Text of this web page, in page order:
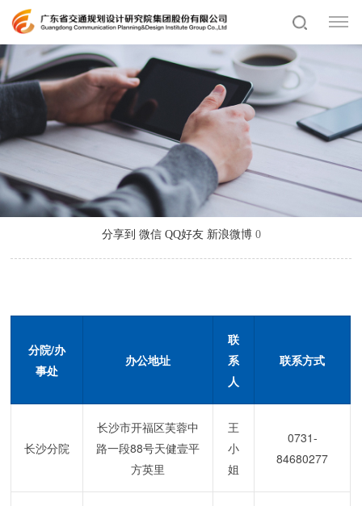
分享到 微信 QQ好友 新浪微博 0
分院/办
事处
办公地址
联
系
人
联系方式
长沙分院
长沙市开福区芙蓉中
路一段88号天健壹平
方英里
王
小
姐
0731-
84680277